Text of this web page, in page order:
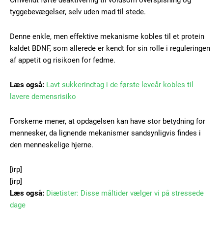
Gratis / forever
Etiam est nibh, lobortis sit
Ut mollis pellentesque tortor
Nullam eu erat condimentum
Donec quis est ac felis
tyggebevægelser, selv uden mad til stede.
Denne enkle, men effektive mekanisme kobles til et protein
kaldet BDNF, som allerede er kendt for sin rolle i reguleringen
af appetit og risikoen for fedme.
Læs også: Lavt sukkerindtag i de første leveår kobles til
lavere demensrisiko
Forskerne mener, at opdagelsen kan have stor betydning for
mennesker, da lignende mekanismer sandsynligvis findes i
den menneskelige hjerne.
[irp]
[irp]
Læs også: Diætister: Disse måltider vælger vi på stressede
dage